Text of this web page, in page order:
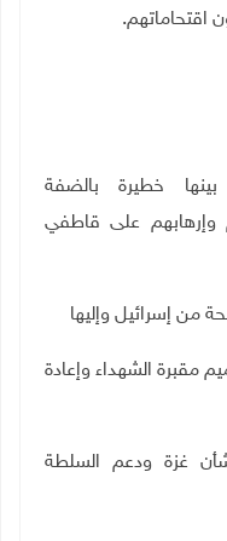
اقتحاماتهم.
خطيرة بالضفة
وإرهابهم على قاطفي
من إسرائيل وإليها
مقبرة الشهداء وإعادة
غزة ودعم السلطة